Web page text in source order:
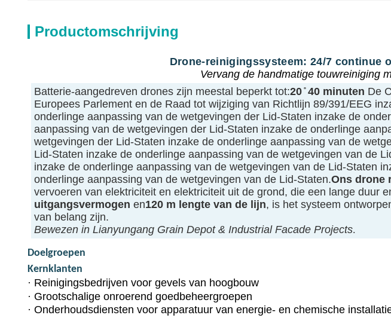
Productomschrijving
Drone-reinigingssysteem: 24/7 continue
Vervang de handmatige touwreiniging
Batterie-aangedreven drones zijn meestal beperkt tot:20 ̊ 40 minuten De
Europees Parlement en de Raad tot wijziging van Richtlijn 89/391/EEG
onderlinge aanpassing van de wetgevingen der Lid-Staten inzake de
aanpassing van de wetgevingen der Lid-Staten inzake de onderlinge
wetgevingen der Lid-Staten inzake de onderlinge aanpassing van de
Lid-Staten inzake de onderlinge aanpassing van de wetgevingen van de
inzake de onderlinge aanpassing van de wetgevingen van de Lid-Staten
onderlinge aanpassing van de wetgevingen van de Lid-Staten.Ons drone
vervoeren van elektriciteit en elektriciteit uit de grond, die een lange duur
uitgangsvermogen en120 m lengte van de lijn, is het systeem
van belang zijn.
Bewezen in Lianyungang Grain Depot & Industrial Facade Projects.
Doelgroepen
Kernklanten
· Reinigingsbedrijven voor gevels van hoogbouw
· Grootschalige onroerend goedbeheergroepen
· Onderhoudsdiensten voor apparatuur van energie- en chemische